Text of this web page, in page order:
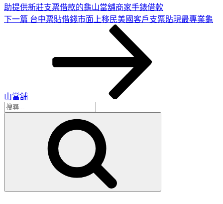
助提供新莊支票借款的龜山當舖商家手錶借款
下
下一篇 台中票貼借錢市面上移民美國客戶支票貼現最專業龜
山當舖
搜